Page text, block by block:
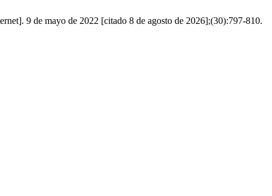
9 de mayo de 2022 [citado 8 de agosto de 2026];(30):797-810.